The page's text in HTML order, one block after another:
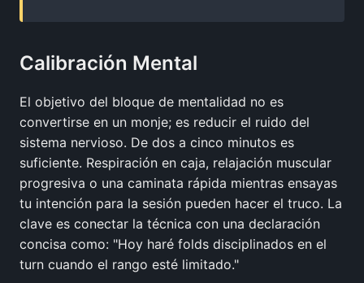
Calibración Mental
El objetivo del bloque de mentalidad no es
convertirse en un monje; es reducir el ruido del
sistema nervioso. De dos a cinco minutos es
suficiente. Respiración en caja, relajación muscular
progresiva o una caminata rápida mientras ensayas
tu intención para la sesión pueden hacer el truco. La
clave es conectar la técnica con una declaración
concisa como: "Hoy haré folds disciplinados en el
turn cuando el rango esté limitado."